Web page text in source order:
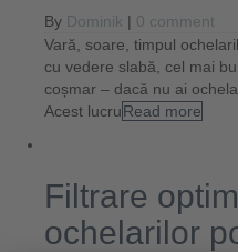
By Dominik | 0 comment
Vară, soare, timpul
cu vedere slabă, cel mai
coșmar – dacă nu ai
Acest lucruRead more
Filtrare
ochelarilor